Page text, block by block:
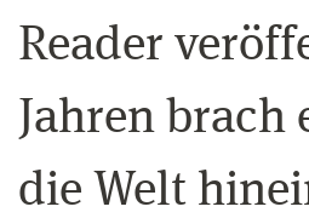
Reader
Jahren
die Welt